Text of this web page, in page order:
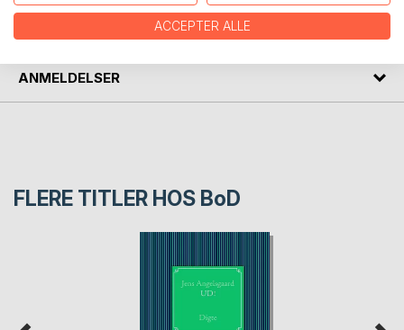
ANMELDELSER
FLERE TITLER HOS BoD
ACCEPTER ALLE